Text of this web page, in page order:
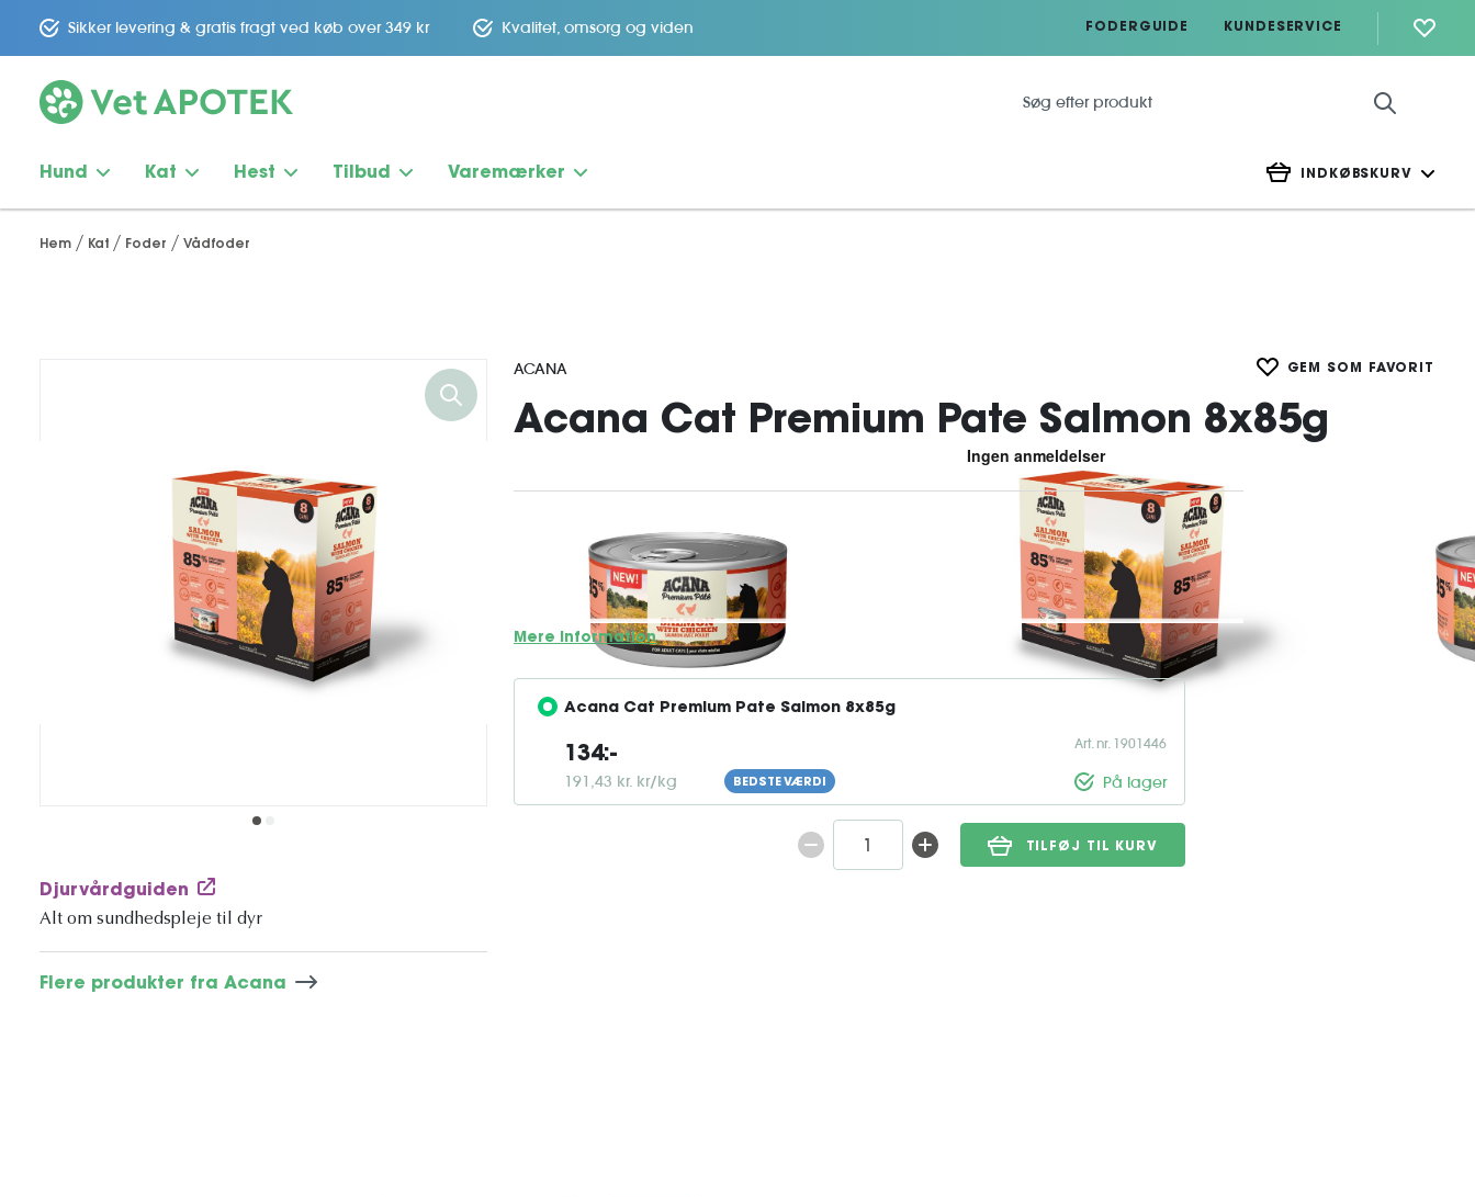
Sikker levering & gratis fragt ved køb over 349 kr Kvalitet, omsorg og viden FODERGUIDE KUNDESERVICE
Hund Kat Hest Tilbud Varemærker INDKØBSKURV
Hem Kat Foder Vådfoder
Djurvårdguiden
Alt om sundhedspleje til dyr
Flere produkter fra Acana
ACANA GEM SOM FAVORIT
Acana Cat Premium Pate Salmon 8x85g
ACANA Premium Pâté Salmon with Chicken er et velsmagende og næringsrigt vådfoder til
katte, tilberedt med 85 % animalske ingredienser af høj kvalitet. Opskriften kombinerer
frisk laks og kylling – to letfordøjelige proteinkilder, som giver katten den ernæring, energi
og smag, den naturligt søger. Den smagf...
Mere information
Acana Cat Premium Pate Salmon 8x85g
134:-
191,43 kr. kr/kg BEDSTE VÆRDI
Art. nr. 1901446
På lager
TILFØJ TIL KURV